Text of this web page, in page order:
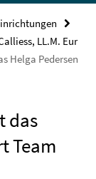
LL.M. Eur
Helga Pedersen
das
Team